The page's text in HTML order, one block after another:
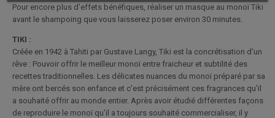
Pour encore plus d'effets bénéfiques, réaliser un masque au monoï Tiki
avant le shampoing que vous laisserez poser environ 30 minutes.
TIKI :
Créée en 1942 à Tahiti par Gustave Langy, Tiki est la concrétisation d'un
rêve : Pouvoir offrir le meilleur monoï entre fraicheur et subtilité des
recettes traditionnelles. Les délicates nuances du monoï préparé par sa
mère ont bercés son enfance et c'est précisément ces fragrances qu'il
a souhaité offrir au monde entier. Après avoir étudié différentes façons
de reproduire le monoï qu'il a toujours souhaité commercialiser, il y